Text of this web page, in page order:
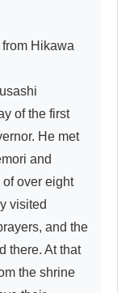
of the first
He met
and
of over eight
visited
and the
there. At that
the shrine